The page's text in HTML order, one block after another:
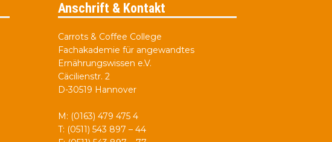
Anschrift & Kontakt
Carrots & Coffee College
Fachakademie für angewandtes
Ernährungswissen e.V.
Cäcilienstr. 2
D-30519 Hannover
M: (0163) 479 475 4
T: (0511) 543 897 – 44